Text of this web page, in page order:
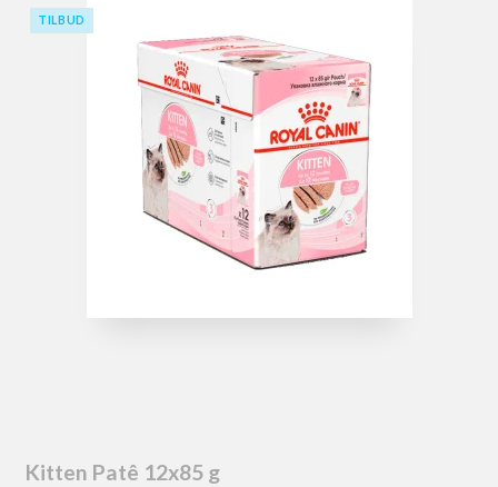
TILBUD
Kitten Patê 12x85 g